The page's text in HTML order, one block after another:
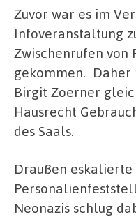
Zuvor war es im
Infoveranstaltung
Zwischenrufen von
gekommen. Daher
Birgit Zoerner
Hausrecht
des Saals.
Draußen
Neonazis schlug